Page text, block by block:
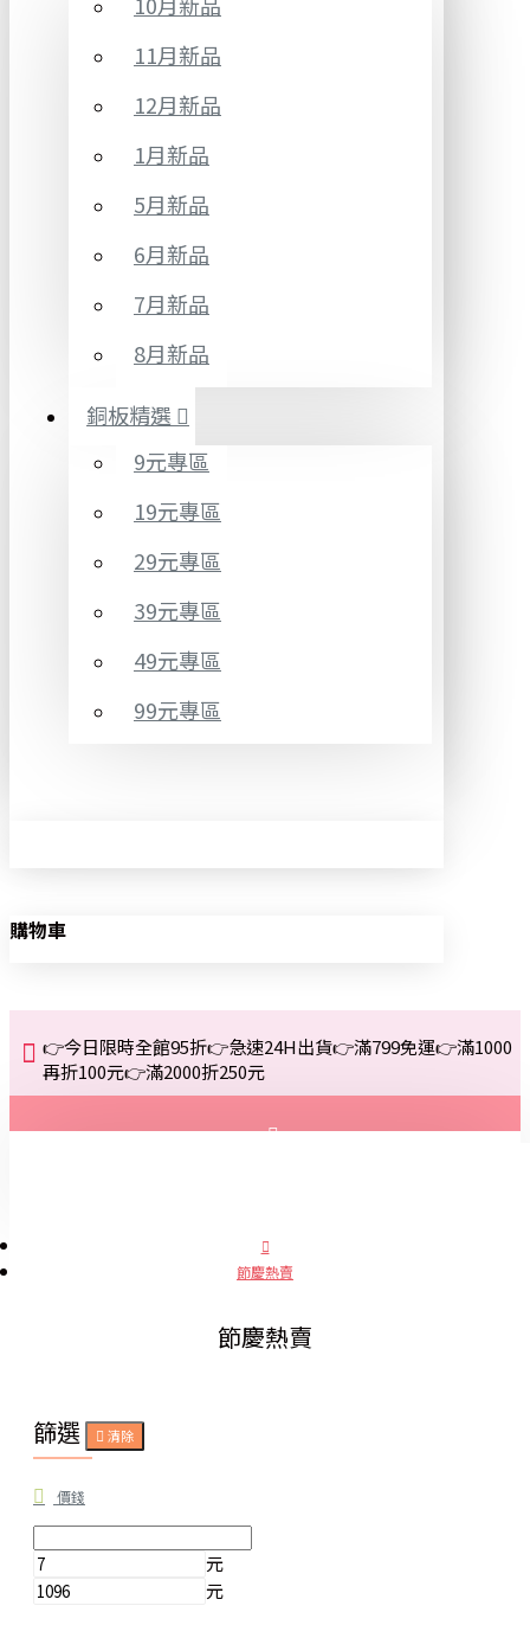
11月新品
12月新品
1月新品
5月新品
6月新品
7月新品
8月新品
銅板精選
9元專區
19元專區
29元專區
39元專區
49元專區
99元專區
購物車
👉今日限時全館95折👉急速24H出貨👉滿799免運👉滿1000
再折100元👉滿2000折250元
節慶熱賣
節慶熱賣
篩選 清除
價錢
元
元